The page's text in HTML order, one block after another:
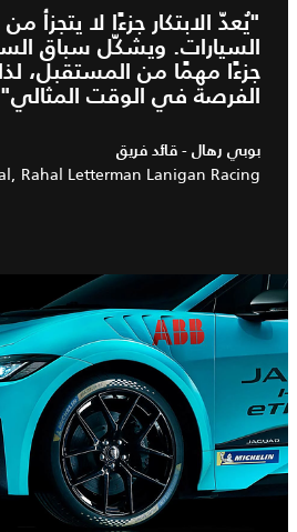
"يُعدّ الابتكار جزءًا لا يتجزأ
السيارات. ويشكّل سباق
جزءًا مهمًا من المستقبل،
الفرصة في الوقت
بوبي رهال - قائد فريق
Rahal Letterman Lanigan Racing